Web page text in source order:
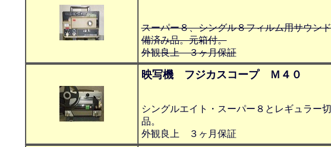
スーパー８、シングル８フィルム用サウン
備済み品。元箱付。
外観良上 ３ヶ月保証
映写機 フジカスコープ Ｍ４０
シングルエイト・スーパー８とレギュラー
品。
外観良上 ３ヶ月保証